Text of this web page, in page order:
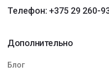
Телефон: +375 29 260-
Дополнительно
Блог